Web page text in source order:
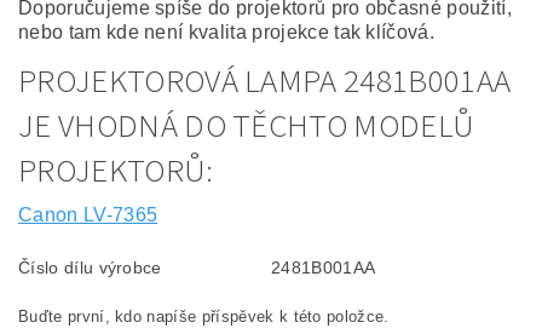
Doporučujeme spíše do projektorů pro občasné použití,
nebo tam kde není kvalita projekce tak klíčová.
PROJEKTOROVÁ LAMPA 2481B001AA
JE VHODNÁ DO TĚCHTO MODELŮ
PROJEKTORŮ:
Canon LV-7365
Číslo dílu výrobce 2481B001AA
Buďte první, kdo napíše příspěvek k této položce.